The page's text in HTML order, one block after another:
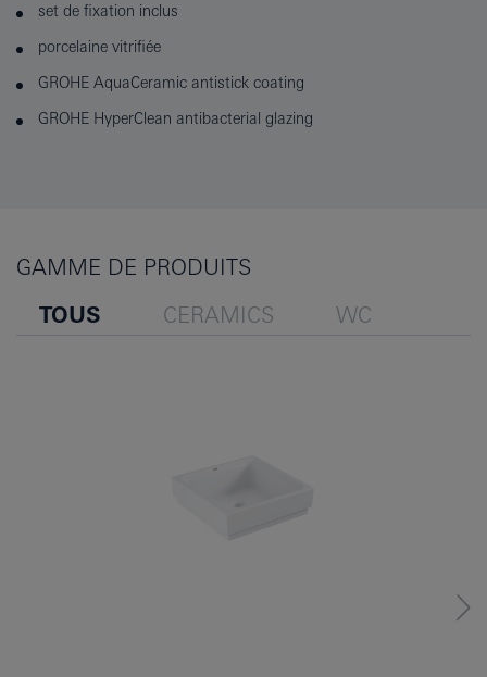
set de fixation inclus
porcelaine vitrifiée
GROHE AquaCeramic antistick coating
GROHE HyperClean antibacterial glazing
GAMME DE PRODUITS
TOUS CERAMICS WC